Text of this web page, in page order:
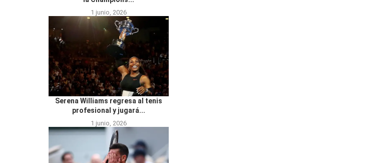
1 junio, 2026
Serena Williams regresa al tenis
profesional y jugará...
1 junio, 2026